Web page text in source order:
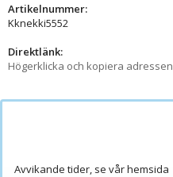
Artikelnummer:
Kknekki5552
Direktlänk:
Högerklicka och kopiera adressen
Avvikande tider, se vår hemsida